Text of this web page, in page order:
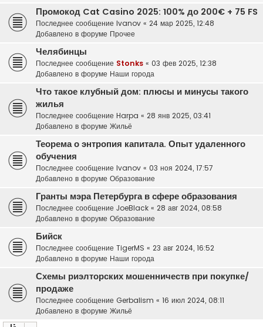
Промокод Cat Casino 2025: 100% до 200€ + 75 FS
Последнее сообщение Ivanov « 24 мар 2025, 12:48
Добавлено в форуме Прочее
Челябинцы
Последнее сообщение Stonks « 03 фев 2025, 12:38
Добавлено в форуме Наши города
Что такое клубный дом: плюсы и минусы такого
жилья
Последнее сообщение Harpa « 28 янв 2025, 03:41
Добавлено в форуме Жильё
Теорема о энтропия капитала. Опыт удаленного
обучения
Последнее сообщение Ivanov « 03 ноя 2024, 17:57
Добавлено в форуме Образование
Гранты мэра Петербурга в сфере образования
Последнее сообщение JoeBlack « 28 авг 2024, 08:58
Добавлено в форуме Образование
Бийск
Последнее сообщение TigerMS « 23 авг 2024, 16:52
Добавлено в форуме Наши города
Схемы риэлторских мошенничеств при покупке/
продаже
Последнее сообщение Gerbalism « 16 июл 2024, 08:11
Добавлено в форуме Жильё